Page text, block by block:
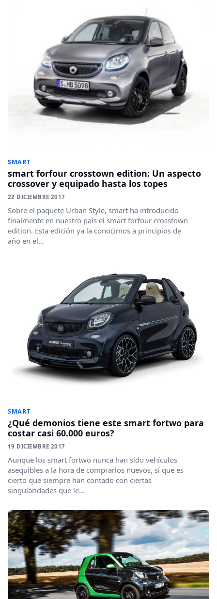
SMART
smart forfour crosstown edition: Un aspecto
crossover y equipado hasta los topes
22 DICIEMBRE 2017
Sobre el paquete Urban Style, smart ha introducido
finalmente en nuestro país el smart forfour crosstown
edition. Esta edición ya la conocimos a principios de
año en el...
SMART
¿Qué demonios tiene este smart fortwo para
costar casi 60.000 euros?
19 DICIEMBRE 2017
Aunque los smart fortwo nunca han sido vehículos
asequibles a la hora de comprarlos nuevos, sí que es
cierto que siempre han contado con ciertas
singularidades que le...